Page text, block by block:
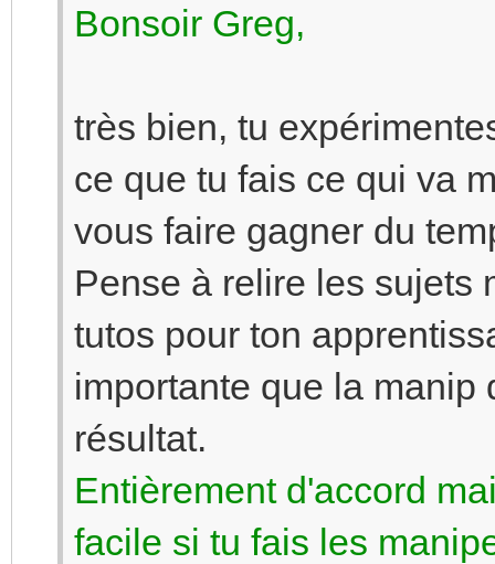
Bonsoir Greg,
très bien, tu
ce que tu fais ce qui va
vous faire gagner du
Pense à relire les sujets
tutos pour ton
importante que la manip
résultat.
Entièrement d'accord
facile si tu fais les